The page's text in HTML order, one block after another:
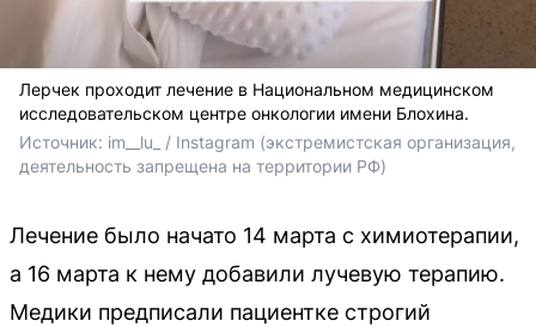
Лерчек проходит лечение в Национальном медицинском
исследовательском центре онкологии имени Блохина.
Источник: im__lu_ / Instagram (экстремистская организация,
деятельность запрещена на территории РФ)
Лечение было начато 14 марта с химиотерапии,
а 16 марта к нему добавили лучевую терапию.
Медики предписали пациентке строгий